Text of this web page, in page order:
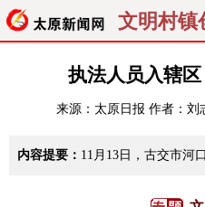
文明村镇
聚焦
经济 关注
纵横 曝光
执法人员入辖
来源： 太原日报 作者：刘
内容提要： 11月13日，古交市河